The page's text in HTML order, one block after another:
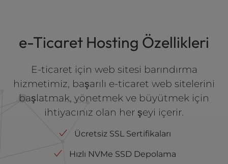
e-Ticaret Hosting Özellikleri
E-ticaret için web sitesi barındırma
hizmetimiz, başarılı e-ticaret web sitelerini
başlatmak, yönetmek ve büyütmek için
ihtiyacınız olan her şeyi içerir.
Ücretsiz SSL Sertifikaları
Hızlı NVMe SSD Depolama